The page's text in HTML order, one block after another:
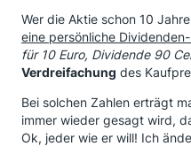
Wer die Aktie schon 10
eine persönliche
für 10 Euro, Dividende 90
Verdreifachung des
Bei solchen Zahlen erträgt
immer wieder gesagt wird,
Ok, jeder wie er will! Ich